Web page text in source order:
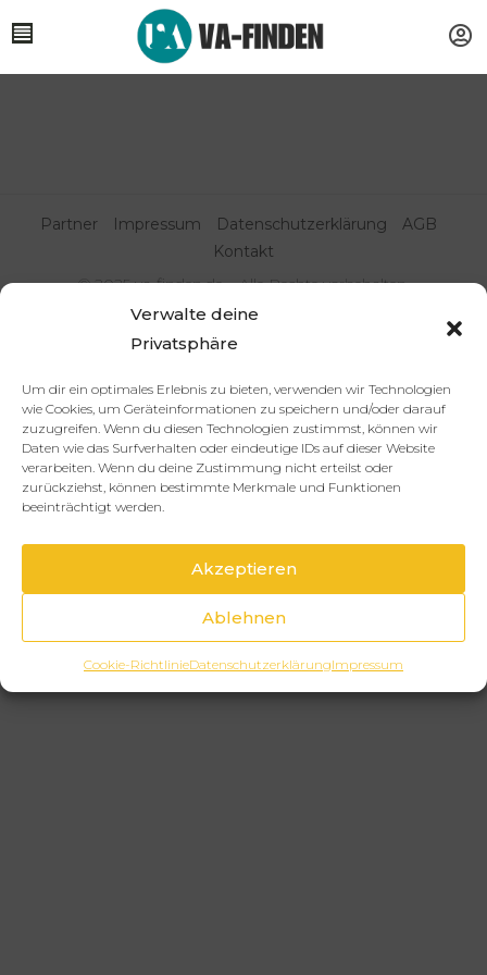
Verwalte deine
Privatsphäre
Um dir ein optimales Erlebnis zu bieten, verwenden wir Technologien
wie Cookies, um Geräteinformationen zu speichern und/oder darauf
zuzugreifen. Wenn du diesen Technologien zustimmst, können wir
Daten wie das Surfverhalten oder eindeutige IDs auf dieser Website
verarbeiten. Wenn du deine Zustimmung nicht erteilst oder
zurückziehst, können bestimmte Merkmale und Funktionen
beeinträchtigt werden.
Akzeptieren
Ablehnen
Cookie-RichtlinieDatenschutzerklärungImpressum
© 2025 va-finden.de – Alle Rechte vorbehalten.
Partner Impressum Datenschutzerklärung
AGB
Kontakt
Virtuelle Assistenz & Freelancer
finden | VA Expert:innenportal